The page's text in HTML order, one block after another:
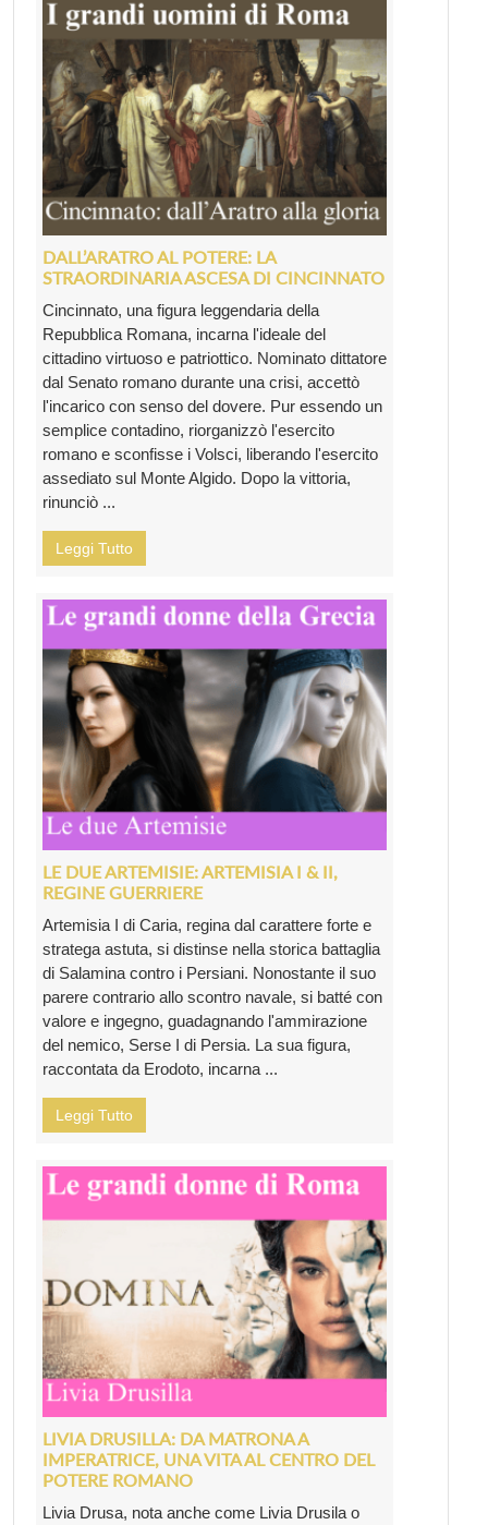
DALL’ARATRO AL POTERE: LA
STRAORDINARIA ASCESA DI CINCINNATO
Cincinnato, una figura leggendaria della
Repubblica Romana, incarna l'ideale del
cittadino virtuoso e patriottico. Nominato dittatore
dal Senato romano durante una crisi, accettò
l'incarico con senso del dovere. Pur essendo un
semplice contadino, riorganizzò l'esercito
romano e sconfisse i Volsci, liberando l'esercito
assediato sul Monte Algido. Dopo la vittoria,
rinunciò ...
Leggi Tutto
LE DUE ARTEMISIE: ARTEMISIA I & II,
REGINE GUERRIERE
Artemisia I di Caria, regina dal carattere forte e
stratega astuta, si distinse nella storica battaglia
di Salamina contro i Persiani. Nonostante il suo
parere contrario allo scontro navale, si batté con
valore e ingegno, guadagnando l'ammirazione
del nemico, Serse I di Persia. La sua figura,
raccontata da Erodoto, incarna ...
Leggi Tutto
LIVIA DRUSILLA: DA MATRONA A
IMPERATRICE, UNA VITA AL CENTRO DEL
POTERE ROMANO
Livia Drusa, nota anche come Livia Drusila o